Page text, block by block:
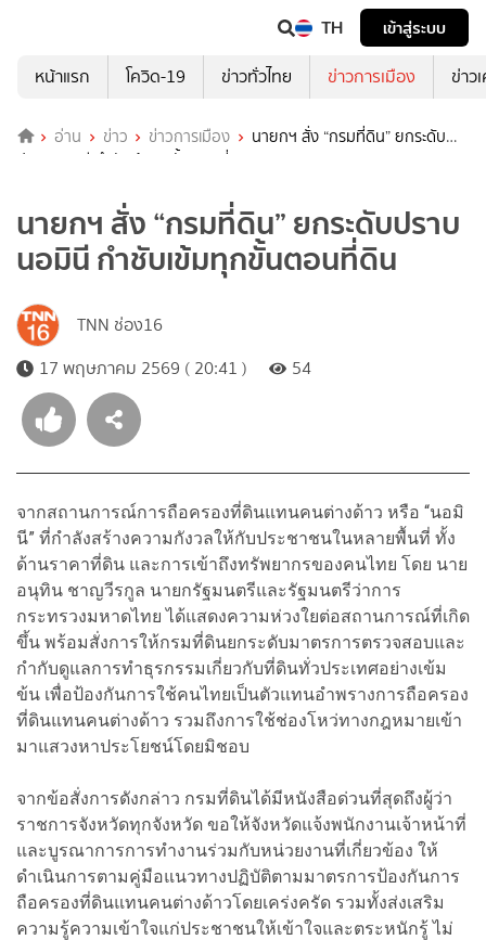
TH
เข้าสู่ระบบ
หน้าแรก
โควิด-19 ข่าวทั่วไทย ข่าวการเมือง ข่าว
อ่าน ข่าว ข่าวการเมือง
นายกฯ สั่ง “กรมที่ดิน” ยกระดับ
ปราบนอมินี กำชับเข้มทุกขั้นตอนที่ดิน
นายกฯ สั่ง “กรมที่ดิน” ยกระดับปราบ
นอมินี กำชับเข้มทุกขั้นตอนที่ดิน
TNN ช่อง16
17 พฤษภาคม 2569 ( 20:41 )
54
จากสถานการณ์การถือครองที่ดินแทนคนต่างด้าว หรือ “นอมิ
นี” ที่กำลังสร้างความกังวลให้กับประชาชนในหลายพื้นที่ ทั้ง
ด้านราคาที่ดิน และการเข้าถึงทรัพยากรของคนไทย โดย นาย
อนุทิน ชาญวีรกูล นายกรัฐมนตรีและรัฐมนตรีว่าการ
กระทรวงมหาดไทย ได้แสดงความห่วงใยต่อสถานการณ์ที่เกิด
ขึ้น พร้อมสั่งการให้กรมที่ดินยกระดับมาตรการตรวจสอบและ
กำกับดูแลการทำธุรกรรมเกี่ยวกับที่ดินทั่วประเทศอย่างเข้ม
ข้น เพื่อป้องกันการใช้คนไทยเป็นตัวแทนอำพรางการถือครอง
ที่ดินแทนคนต่างด้าว รวมถึงการใช้ช่องโหว่ทางกฎหมายเข้า
มาแสวงหาประโยชน์โดยมิชอบ
จากข้อสั่งการดังกล่าว กรมที่ดินได้มีหนังสือด่วนที่สุดถึงผู้ว่า
ราชการจังหวัดทุกจังหวัด ขอให้จังหวัดแจ้งพนักงานเจ้าหน้าที่
และบูรณาการการทำงานร่วมกับหน่วยงานที่เกี่ยวข้อง ให้
ดำเนินการตามคู่มือแนวทางปฏิบัติตามมาตรการป้องกันการ
ถือครองที่ดินแทนคนต่างด้าวโดยเคร่งครัด รวมทั้งส่งเสริม
ความรู้ความเข้าใจแก่ประชาชนให้เข้าใจและตระหนักรู้ ไม่